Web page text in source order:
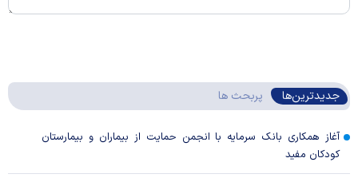
جدیدترین‌ها پربحث ها
آغاز همکاری بانک سرمایه با انجمن حمایت از بیماران و بیمارستان
کودکان مفید